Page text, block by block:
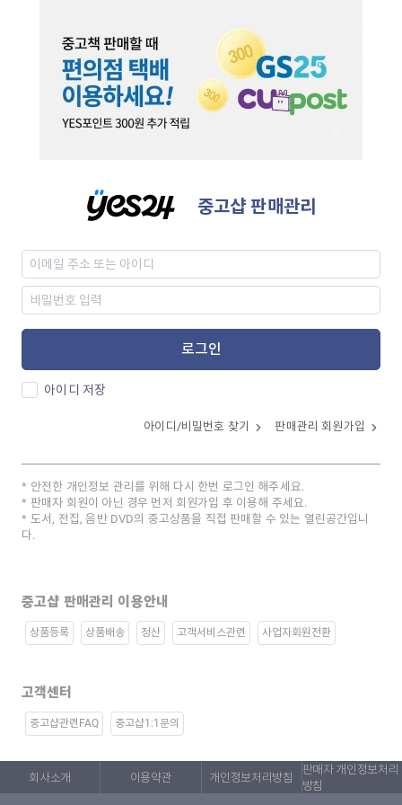
중고샵 판매관리
로그인
아이디 저장
아이디/비밀번호 찾기 판매관리 회원가입
안전한 개인정보 관리를 위해 다시 한번 로그인 해주세요.
판매자 회원이 아닌 경우 먼저 회원가입 후 이용해 주세요.
도서, 전집, 음반 DVD의 중고상품을 직접 판매할 수 있는 열린공간입니
다.
중고샵 판매관리 이용안내
상품등록 상품배송 정산 고객서비스관련 사업자회원전환
고객센터
중고샵관련FAQ 중고샵1:1문의
회사소개 이용약관 개인정보처리방침
판매자 개인정보처리
방침